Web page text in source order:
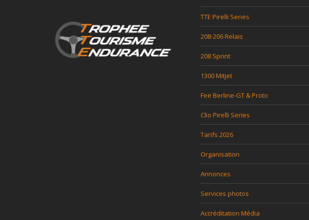
TTE Pirelli Series
208-206 Relais
208 Sprint
1300 Mitjet
Fee Berline-GT & Proto
Clio Pirelli Series
Tarifs 2026
Organisation
Annonces
Services photos
Accréditation Média